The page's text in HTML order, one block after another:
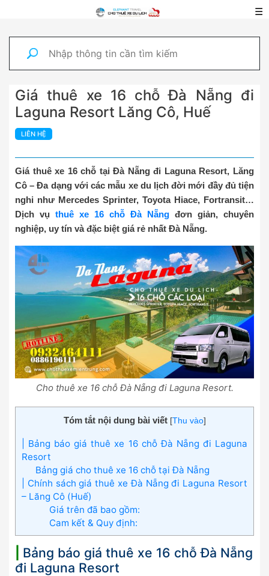
☰
Giá thuê xe 16 chỗ Đà Nẵng đi
Laguna Resort Lăng Cô, Huế
LIÊN HỆ
Giá thuê xe 16 chỗ tại Đà Nẵng đi Laguna Resort, Lăng
Cô – Đa dạng với các mẫu xe du lịch đời mới đầy đủ tiện
nghi như Mercedes Sprinter, Toyota Hiace, Fortransit…
Dịch vụ thuê xe 16 chỗ Đà Nẵng đơn giản, chuyên
nghiệp, uy tín và đặc biệt giá rẻ nhất Đà Nẵng.
Cho thuê xe 16 chỗ Đà Nẵng đi Laguna Resort.
Tóm tắt nội dung bài viết [Thu vào]
| Bảng báo giá thuê xe 16 chỗ Đà Nẵng đi Laguna
Resort
Bảng giá cho thuê xe 16 chỗ tại Đà Nẵng
| Chính sách giá thuê xe Đà Nẵng đi Laguna Resort
– Lăng Cô (Huế)
Giá trên đã bao gồm:
Cam kết & Quy định:
Bảng báo giá thuê xe 16 chỗ Đà Nẵng
đi Laguna Resort